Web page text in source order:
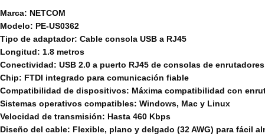
Marca: NETCOM
Modelo: PE-US0362
Tipo de adaptador: Cable consola USB a RJ45
Longitud: 1.8 metros
Conectividad: USB 2.0 a puerto RJ45 de consolas de
Chip: FTDI integrado para comunicación fiable
Compatibilidad de dispositivos: Máxima compatibilidad con
Sistemas operativos compatibles: Windows, Mac y Linux
Velocidad de transmisión: Hasta 460 Kbps
Diseño del cable: Flexible, plano y delgado (32 AWG) para fácil